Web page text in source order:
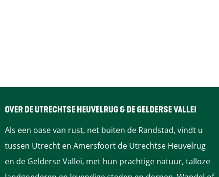
OVER DE UTRECHTSE HEUVELRUG & DE GELDERSE VALLEI
Als een oase van rust, net buiten de Randstad, vindt u
tussen Utrecht en Amersfoort de Utrechtse Heuvelrug
en de Gelderse Vallei, met hun prachtige natuur, talloze